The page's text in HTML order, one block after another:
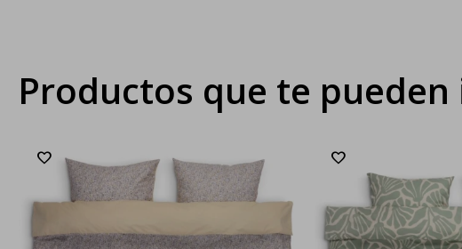
Productos que te